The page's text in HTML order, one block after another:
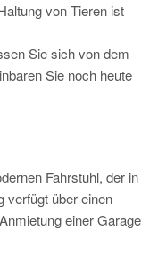
von Tieren ist
Sie sich von dem
Sie noch heute
Fahrstuhl, der in
verfügt über einen
einer Garage